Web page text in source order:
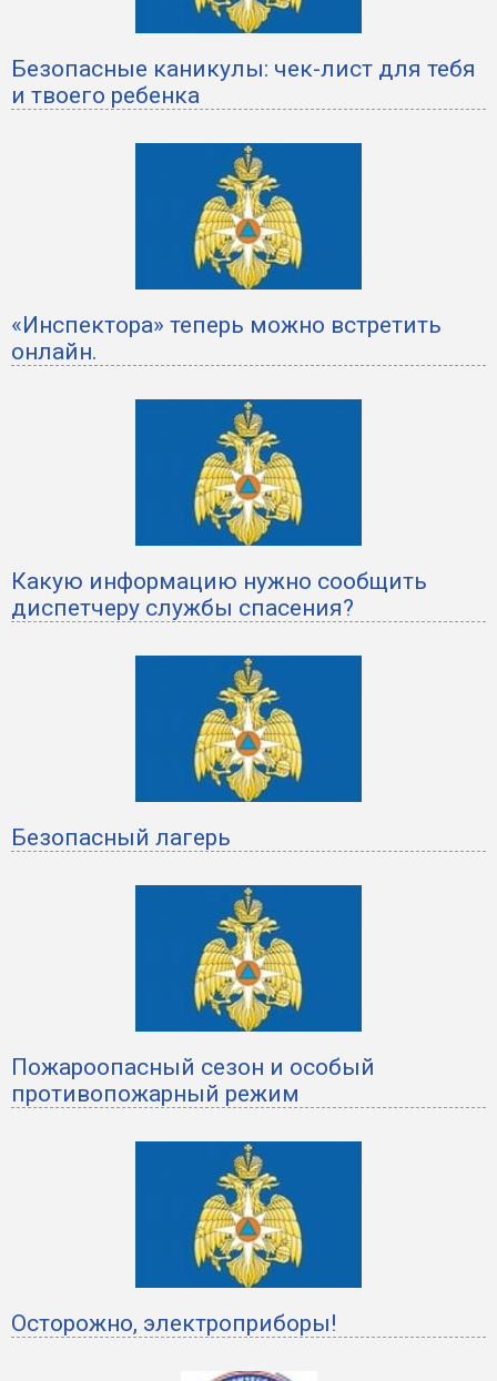
Безопасные каникулы: чек-лист для тебя
и твоего ребенка
«Инспектора» теперь можно встретить
онлайн.
Какую информацию нужно сообщить
диспетчеру службы спасения?
Безопасный лагерь
Пожароопасный сезон и особый
противопожарный режим
Осторожно, электроприборы!